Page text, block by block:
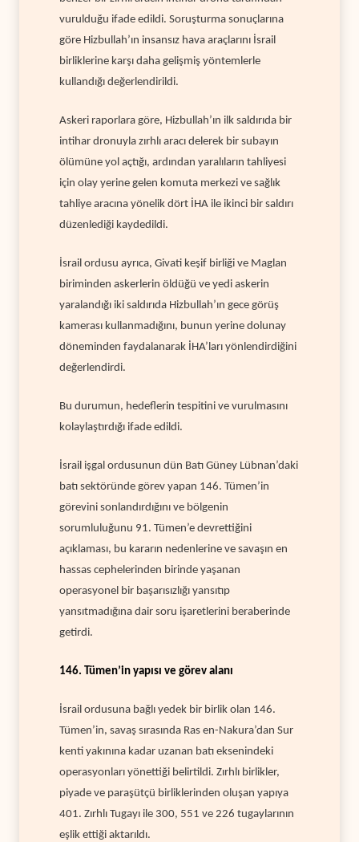
vurulduğu ifade edildi. Soruşturma sonuçlarına
göre Hizbullah’ın insansız hava araçlarını İsrail
birliklerine karşı daha gelişmiş yöntemlerle
kullandığı değerlendirildi.
Askeri raporlara göre, Hizbullah’ın ilk saldırıda bir
intihar dronuyla zırhlı aracı delerek bir subayın
ölümüne yol açtığı, ardından yaralıların tahliyesi
için olay yerine gelen komuta merkezi ve sağlık
tahliye aracına yönelik dört İHA ile ikinci bir saldırı
düzenlediği kaydedildi.
İsrail ordusu ayrıca, Givati keşif birliği ve Maglan
biriminden askerlerin öldüğü ve yedi askerin
yaralandığı iki saldırıda Hizbullah’ın gece görüş
kamerası kullanmadığını, bunun yerine dolunay
döneminden faydalanarak İHA’ları yönlendirdiğini
değerlendirdi.
Bu durumun, hedeflerin tespitini ve vurulmasını
kolaylaştırdığı ifade edildi.
İsrail işgal ordusunun dün Batı Güney Lübnan’daki
batı sektöründe görev yapan 146. Tümen’in
görevini sonlandırdığını ve bölgenin
sorumluluğunu 91. Tümen’e devrettiğini
açıklaması, bu kararın nedenlerine ve savaşın en
hassas cephelerinden birinde yaşanan
operasyonel bir başarısızlığı yansıtıp
yansıtmadığına dair soru işaretlerini beraberinde
getirdi.
146. Tümen’in yapısı ve görev alanı
İsrail ordusuna bağlı yedek bir birlik olan 146.
Tümen’in, savaş sırasında Ras en-Nakura’dan Sur
kenti yakınına kadar uzanan batı eksenindeki
operasyonları yönettiği belirtildi. Zırhlı birlikler,
piyade ve paraşütçü birliklerinden oluşan yapıya
401. Zırhlı Tugayı ile 300, 551 ve 226 tugaylarının
eşlik ettiği aktarıldı.